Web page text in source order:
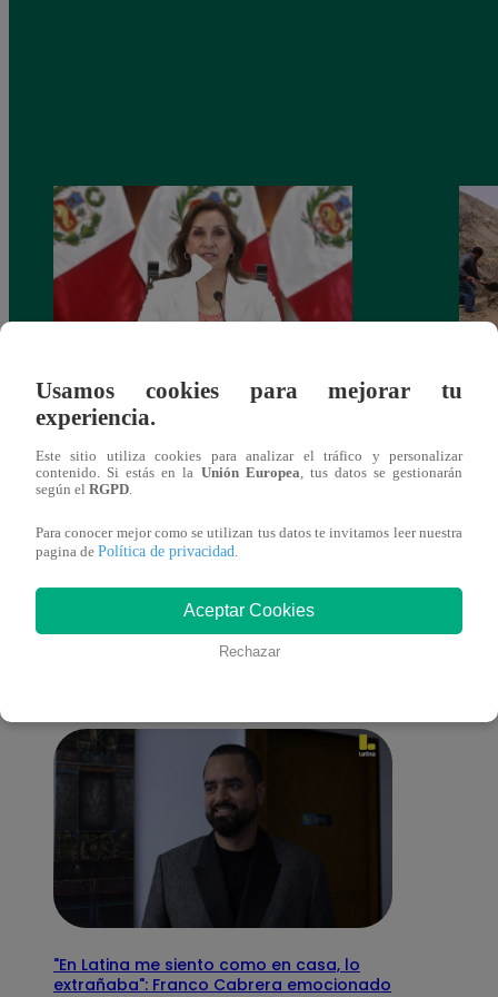
Congreso: proponen que el aumento del
salario presidencial se aplique desde 2026
Las
También te puede
interesar
"En Latina me siento como en casa, lo
extrañaba": Franco Cabrera emocionado
Usamos cookies para mejorar tu
experiencia.
Este sitio utiliza cookies para analizar el tráfico y personalizar
contenido. Si estás en la Unión Europea , tus datos se gestionarán
según el RGPD
Para conocer mejor como se utilizan tus datos te invitamos leer nuestra
pagina de Política de privacidad
Aceptar Cookies
Rechazar